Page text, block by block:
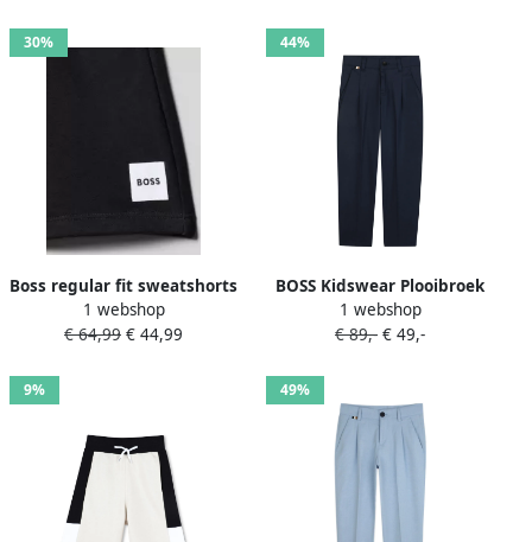
30%
Boss regular fit sweatshorts
met tunnelkoord
1 webshop
€ 64,99 € 44,99
44%
BOSS Kidswear Plooibroek
Blauw
1 webshop
€ 89,- € 49,-
9% 49%